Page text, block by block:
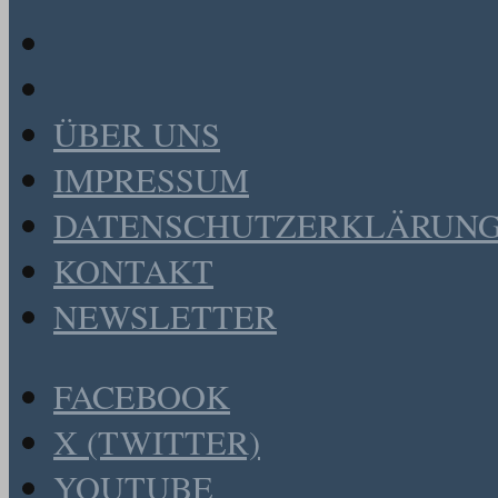
ÜBER UNS
IMPRESSUM
KONTAKT
NEWSLETTER
FACEBOOK
X (TWITTER)
YOUTUBE